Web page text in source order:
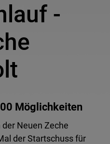
-
Möglichkeiten
Neuen Zeche
der Startschuss für